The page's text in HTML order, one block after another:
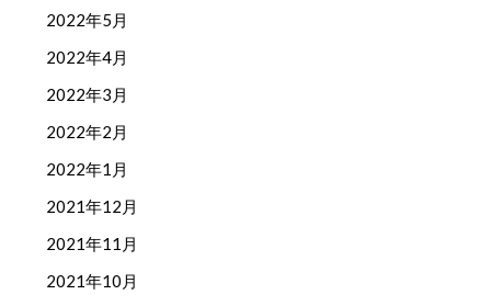
2022年5月
2022年4月
2022年3月
2022年2月
2022年1月
2021年12月
2021年11月
2021年10月